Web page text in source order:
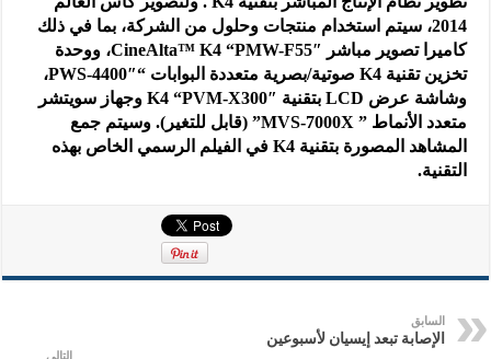
2014، سيتم استخدام منتجات وحلول من الشركة، بما في ذلك
كاميرا تصوير مباشر CineAlta™ K4 “PMW-F55″، ووحدة
تخزين تقنية K4 صوتية/بصرية متعددة البوابات “PWS-4400″،
وشاشة عرض LCD بتقنية K4 “PVM-X300″ وجهاز سويتشر
متعدد الأنماط ” MVS-7000X” (قابل للتغير). وسيتم جمع
المشاهد المصورة بتقنية K4 في الفيلم الرسمي الخاص بهذه
التقنية.
السابق
الإصابة تبعد إيسيان لأسبوعين
التالي